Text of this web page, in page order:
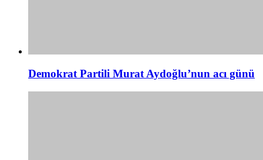
Demokrat Partili Murat Aydoğlu’nun acı günü